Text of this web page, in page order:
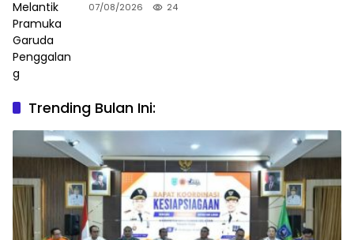
07/08/2026 24
Trending Bulan Ini: